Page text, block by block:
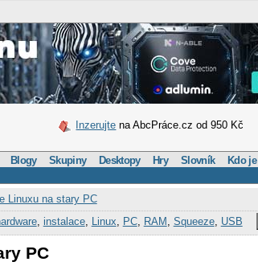
Inzerujte na AbcPráce.cz od 950 Kč
Blogy Skupiny Desktopy Hry Slovník Kdo je
Linuxu na stary PC
, instalace, Linux PC, RAM Squeeze, USB
PC